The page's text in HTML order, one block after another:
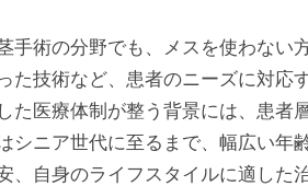
手術の分野でも、メスを使わない
た技術など、患者のニーズに対応
た医療体制が整う背景には、患者
シニア世代に至るまで、幅広い年
、自身のライフスタイルに適した